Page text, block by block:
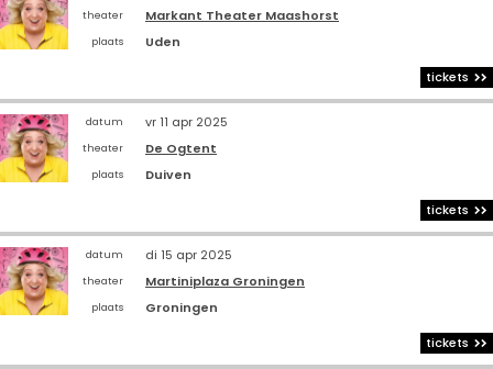
theater Markant Theater Maashorst
plaats
Uden
tickets
datum vr 11 apr 2025
theater De Ogtent
plaats
Duiven
tickets
datum di 15 apr 2025
theater Martiniplaza Groningen
plaats
Groningen
tickets